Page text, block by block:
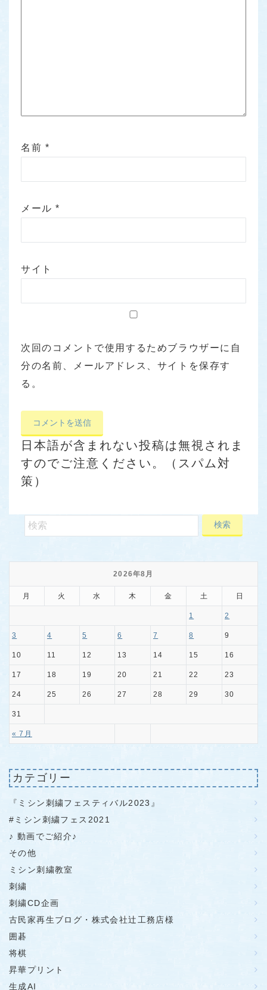
名前 *
メール*
サイト
次回のコメントで使用するためブラウザーに自
分の名前、メールアドレス、サイトを保存す
る。
日本語が含まれない投稿は無視されま
すのでご注意ください。（スパム対
策）
2026年8月
月 火 水 木 金 土 日
« 7月
1 2
3 4 5 6 7 8 9
10 11 12 13 14 15 16
17 18 19 20 21 22 23
24 25 26 27 28 29 30
31
カテゴリー
『ミシン刺繍フェスティバル2023』
#ミシン刺繍フェス2021
♪ 動画でご紹介♪
その他
ミシン刺繍教室
刺繍
刺繍CD企画
古民家再生ブログ・株式会社辻工務店様
囲碁
将棋
昇華プリント
生成AI